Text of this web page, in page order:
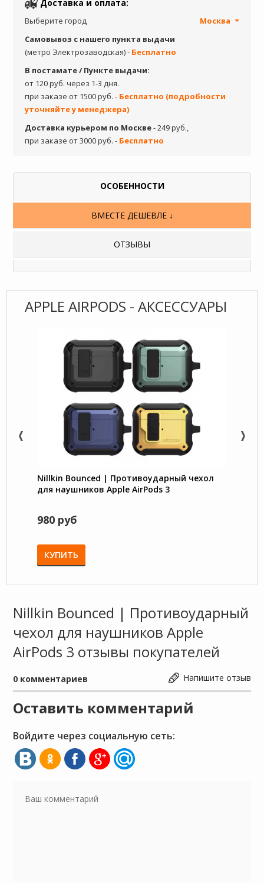
Доставка и оплата:
Выберите город
Москва
Самовывоз с нашего пункта выдачи
(метро Электрозаводская) - Бесплатно
В постамате / Пункте выдачи:
от 120 руб. через 1-3 дня.
при заказе от 1500 руб. - Бесплатно (подробности
уточняйте у менеджера)
Доставка курьером по Москве- 249 руб.,
при заказе от 3000 руб. - Бесплатно
ОСОБЕННОСТИ
ВМЕСТЕ ДЕШЕВЛЕ ↓
ОТЗЫВЫ
APPLE AIRPODS - АКСЕССУАРЫ
Nillkin Bounced | Противоударный чехол
для наушников Apple AirPods 3
980 руб
КУПИТЬ
Nillkin Bounced | Противоударный
чехол для наушников Apple
AirPods 3 отзывы покупателей
Напишите отзыв
0 комментариев
Оставить комментарий
Войдите через социальную сеть: